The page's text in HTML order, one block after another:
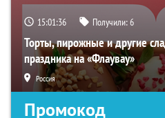
15:01:35 Получили:6
Торты, пирожные и другие
праздника на «Флаувау»
Россия
Промокод